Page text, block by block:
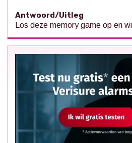
Antwoord/Uitleg
Los deze memory game op en